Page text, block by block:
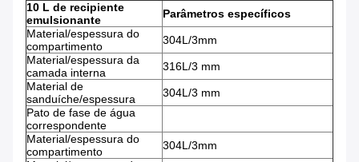
10 L de recipiente
emulsionante
Parâmetros específicos
Material/espessura do
compartimento
304L/3mm
Material/espessura da
camada interna
316L/3 mm
Material de
sanduíche/espessura
304L/3 mm
Pato de fase de água
correspondente
Material/espessura do
compartimento
304L/3mm